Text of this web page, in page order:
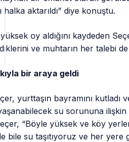
aktarıldı” diye konuştu.
oy aldığını kaydeden
ve muhtarın her talebi
bir araya geldi
yurttaşın bayramını kutladı
su sorununa
“Böyle yüksek ve köy
bile su taşıtıyoruz ve her yere